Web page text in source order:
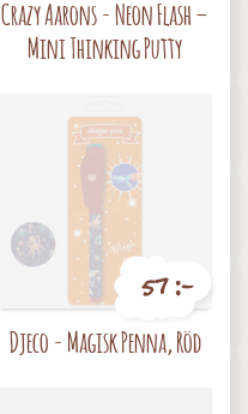
Crazy Aarons - Neon Flash –
Mini Thinking Putty
57 :-
Djeco - Magisk Penna, Röd